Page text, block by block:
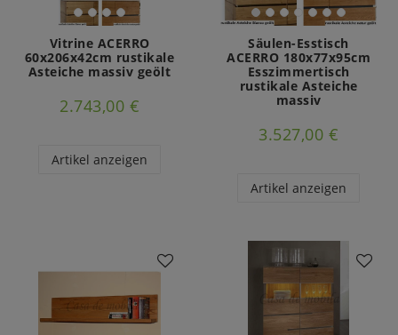
Vitrine ACERRO
60x206x42cm rustikale
Asteiche massiv geölt
2.743,00 €
Artikel anzeigen
Säulen-Esstisch
ACERRO 180x77x95cm
Esszimmertisch
rustikale Asteiche
massiv
3.527,00 €
Artikel anzeigen